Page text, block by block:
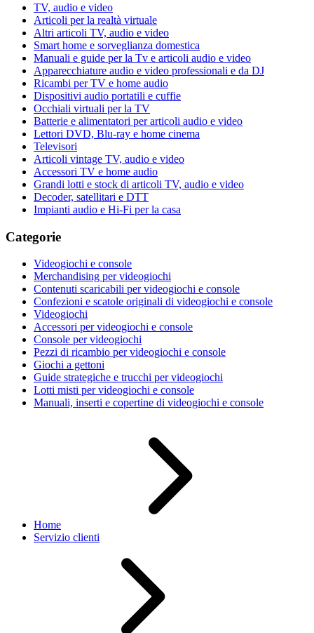
TV, audio e video
Articoli per la realtà virtuale
Altri articoli TV, audio e video
Smart home e sorveglianza domestica
Manuali e guide per la Tv e articoli audio e video
Apparecchiature audio e video professionali e da DJ
Ricambi per TV e home audio
Dispositivi audio portatili e cuffie
Occhiali virtuali per la TV
Batterie e alimentatori per articoli audio e video
Lettori DVD, Blu-ray e home cinema
Televisori
Articoli vintage TV, audio e video
Accessori TV e home audio
Grandi lotti e stock di articoli TV, audio e video
Decoder, satellitari e DTT
Impianti audio e Hi-Fi per la casa
Categorie
Videogiochi e console
Merchandising per videogiochi
Contenuti scaricabili per videogiochi e console
Confezioni e scatole originali di videogiochi e console
Videogiochi
Accessori per videogiochi e console
Console per videogiochi
Pezzi di ricambio per videogiochi e console
Giochi a gettoni
Guide strategiche e trucchi per videogiochi
Lotti misti per videogiochi e console
Manuali, inserti e copertine di videogiochi e console
Home
Servizio clienti